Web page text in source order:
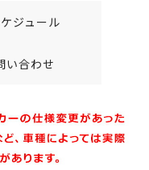
ジュール
い合わせ